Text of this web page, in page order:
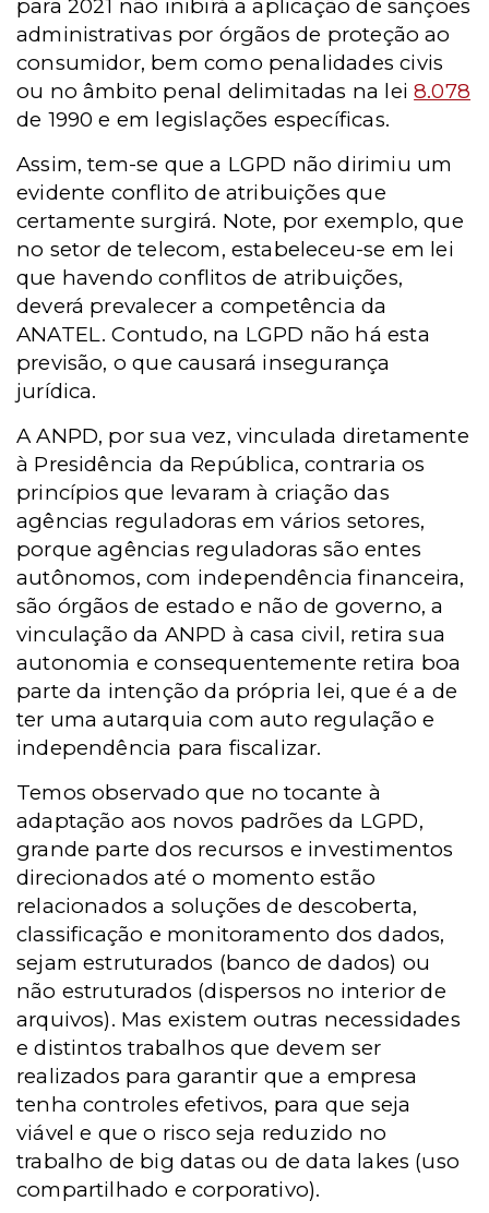
para 2021 não inibirá a aplicação de sanções
administrativas por órgãos de proteção ao
consumidor, bem como penalidades civis
ou no âmbito penal delimitadas na lei8.078
de 1990 e em legislações específicas.
Assim, tem-se que a LGPD não dirimiu um
evidente conflito de atribuições que
certamente surgirá. Note, por exemplo, que
no setor de telecom, estabeleceu-se em lei
que havendo conflitos de atribuições,
deverá prevalecer a competência da
ANATEL. Contudo, na LGPD não há esta
previsão, o que causará insegurança
jurídica.
A ANPD, por sua vez, vinculada diretamente
à Presidência da República, contraria os
princípios que levaram à criação das
agências reguladoras em vários setores,
porque agências reguladoras são entes
autônomos, com independência financeira,
são órgãos de estado e não de governo, a
vinculação da ANPD à casa civil, retira sua
autonomia e consequentemente retira boa
parte da intenção da própria lei, que é a de
ter uma autarquia com auto regulação e
independência para fiscalizar.
Temos observado que no tocante à
adaptação aos novos padrões da LGPD,
grande parte dos recursos e investimentos
direcionados até o momento estão
relacionados a soluções de descoberta,
classificação e monitoramento dos dados,
sejam estruturados (banco de dados) ou
não estruturados (dispersos no interior de
arquivos). Mas existem outras necessidades
e distintos trabalhos que devem ser
realizados para garantir que a empresa
tenha controles efetivos, para que seja
viável e que o risco seja reduzido no
trabalho de big datas ou de data lakes (uso
compartilhado e corporativo).